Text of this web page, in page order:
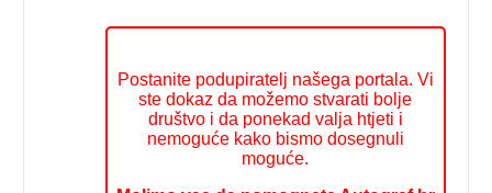
Postanite podupiratelj našega portala. Vi
ste dokaz da možemo stvarati bolje
društvo i da ponekad valja htjeti i
nemoguće kako bismo dosegnuli
moguće.